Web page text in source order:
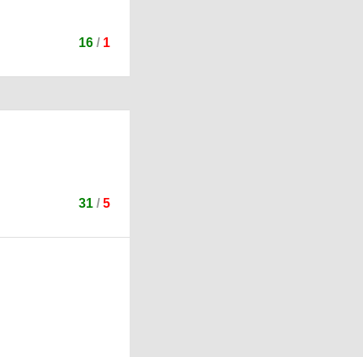
16 / 1
31 / 5